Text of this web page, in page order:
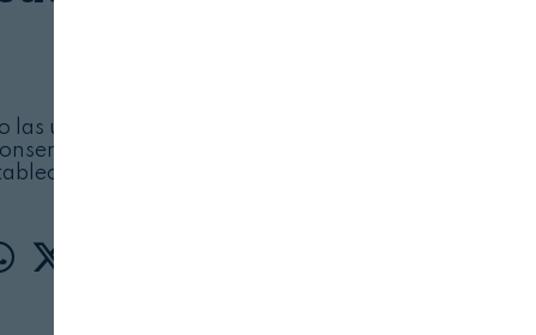
las últimas novedades en jamón ibérico,
ahumados y herramientas para los
charcuteros